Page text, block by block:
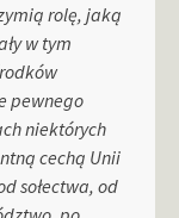
rolę, jaką
w tym
pewnego
niektórych
cechą Unii
sołectwa, od